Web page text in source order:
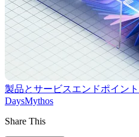
製品とサービスエンドポイント
DaysMythos
Share This